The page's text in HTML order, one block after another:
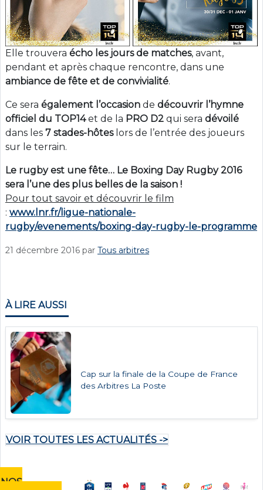
Elle trouvera écho les jours de matches, avant,
pendant et après chaque rencontre, dans une
ambiance de fête et de convivialité.
Ce sera également l’occasion de découvrir l’hymne
officiel du TOP14et de la PRO D2 qui sera dévoilé
dans les 7 stades-hôteslors de l’entrée des joueurs
sur le terrain.
Le rugby est une fête… Le Boxing Day Rugby 2016
sera l’une des plus belles de la saison !
Pour tout savoir et découvrir le film
: www.lnr.fr/ligue-nationale-
rugby/evenements/boxing-day-rugby-le-programme
21 décembre 2016 par Tous arbitres
À LIRE AUSSI
Cap sur la finale de la Coupe de France
des Arbitres La Poste
VOIR TOUTES LES ACTUALITÉS ->
NOS